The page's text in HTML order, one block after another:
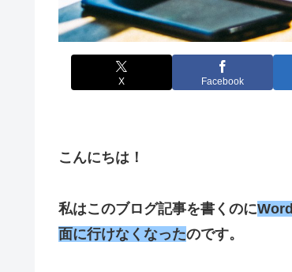
X Facebook
こんにちは！
私はこのブログ記事を書くのに
面に行けなくなったのです。